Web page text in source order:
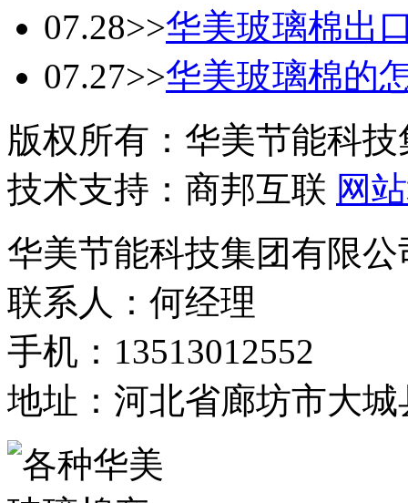
07.28>>华美玻璃棉出
07.27>>华美玻璃棉的
版权所有：华美节能科
技术支持：商邦互联 网
华美节能科技集团有限公
联系人：何经理
手机：13513012552
地址：河北省廊坊市大